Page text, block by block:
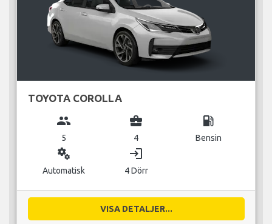
TOYOTA COROLLA
group
5
business_center
4
local_gas_station
Bensin
miscellaneous_services
Automatisk
login
4 Dörr
VISA DETALJER...